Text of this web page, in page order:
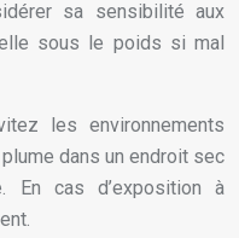
sa sensibilité aux
sous le poids si mal
les environnements
dans un endroit sec
En cas d’exposition à